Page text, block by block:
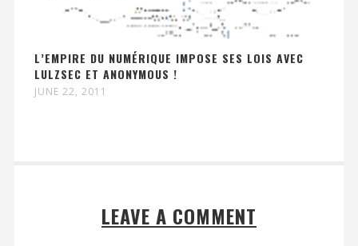
L’EMPIRE DU NUMÉRIQUE IMPOSE SES LOIS AVEC
LULZSEC ET ANONYMOUS !
JUNE 22, 2011
LEAVE A COMMENT